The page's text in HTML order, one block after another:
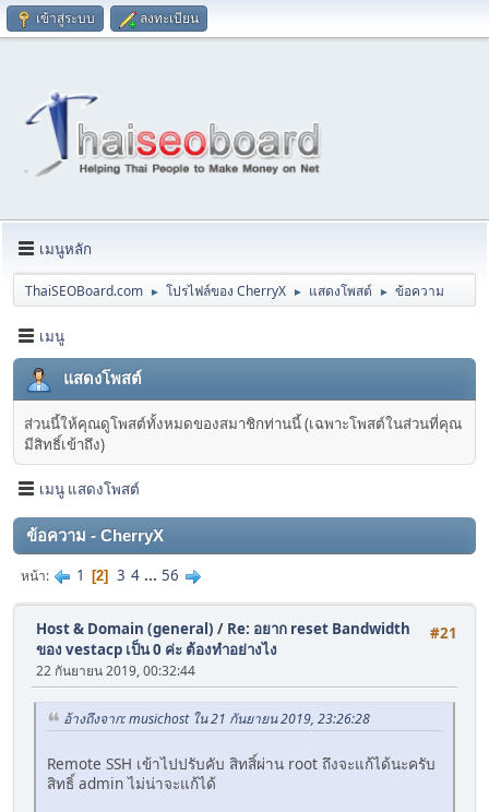
เข้าสู่ระบบ ลงทะเบียน
เมนูหลัก
ThaiSEOBoard.com ► โปรไฟล์ของ CherryX ► แสดงโพสต์ ► ข้อความ
เมนู
แสดงโพสต์
ส่วนนี้ให้คุณดูโพสต์ทั้งหมดของสมาชิกท่านนี้ (เฉพาะโพสต์ในส่วนที่คุณ
มีสิทธิ์เข้าถึง)
เมนู แสดงโพสต์
ข้อความ - CherryX
หน้า 1 2 3 4 ... 56
#21
Host & Domain (general) / Re: อยาก reset Bandwidth
ของ vestacp เป็น 0 ค่ะ ต้องทำอย่างไง
22 กันยายน 2019, 00:32:44
อ้างถึงจาก: musichost ใน 21 กันยายน 2019, 23:26:28
Remote SSH เข้าไปปรับคับ สิทสิ์ผ่าน root ถึงจะแก้ได้นะครับ
สิทธิ์ admin ไม่น่าจะแก้ได้